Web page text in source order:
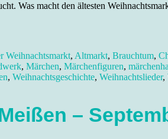
Was macht den ältesten
Weihnachtsmarkt, Altmarkt, Brauchtum,
, Märchen, Märchenfiguren,
, Weihnachtsgeschichte, Weihnachtslieder,
–